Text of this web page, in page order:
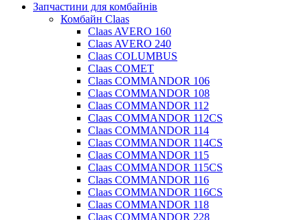
Запчастини для комбайнів
Комбайн Claas
Claas AVERO 160
Claas AVERO 240
Claas COLUMBUS
Claas COMET
Claas COMMANDOR 106
Claas COMMANDOR 108
Claas COMMANDOR 112
Claas COMMANDOR 112CS
Claas COMMANDOR 114
Claas COMMANDOR 114CS
Claas COMMANDOR 115
Claas COMMANDOR 115CS
Claas COMMANDOR 116
Claas COMMANDOR 116CS
Claas COMMANDOR 118
Claas COMMANDOR 228